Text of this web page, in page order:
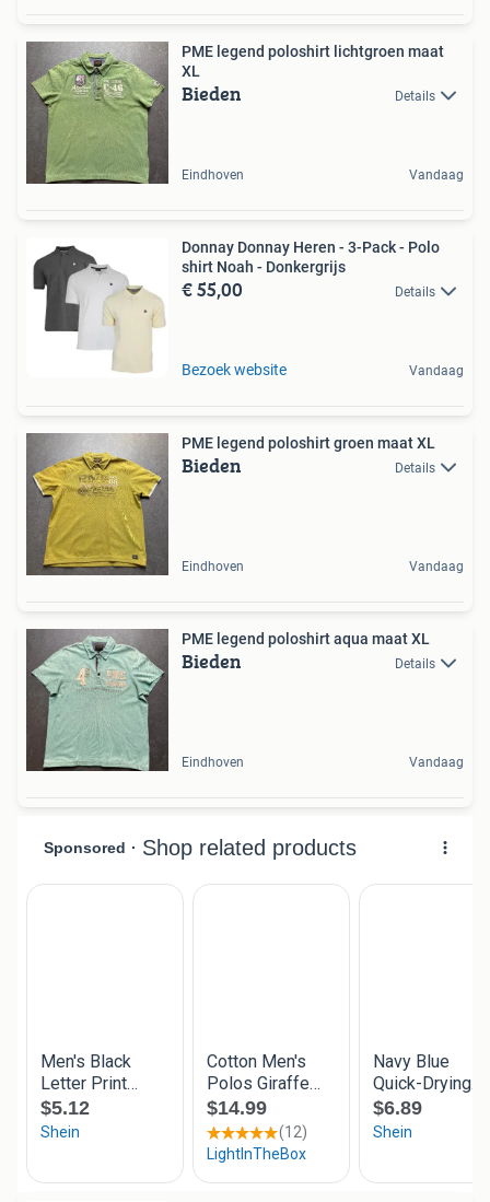
PME legend poloshirt lichtgroen maat
XL
Bieden Details
Eindhoven Vandaag
Donnay Donnay Heren - 3-Pack - Polo
shirt Noah - Donkergrijs
€ 55,00 Details
Bezoek website Vandaag
PME legend poloshirt groen maat XL
Bieden Details
Eindhoven Vandaag
PME legend poloshirt aqua maat XL
Bieden Details
Eindhoven Vandaag